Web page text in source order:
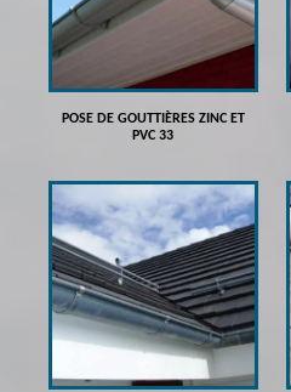
POSE DE GOUTTIÈRES ZINC ET
PVC 33